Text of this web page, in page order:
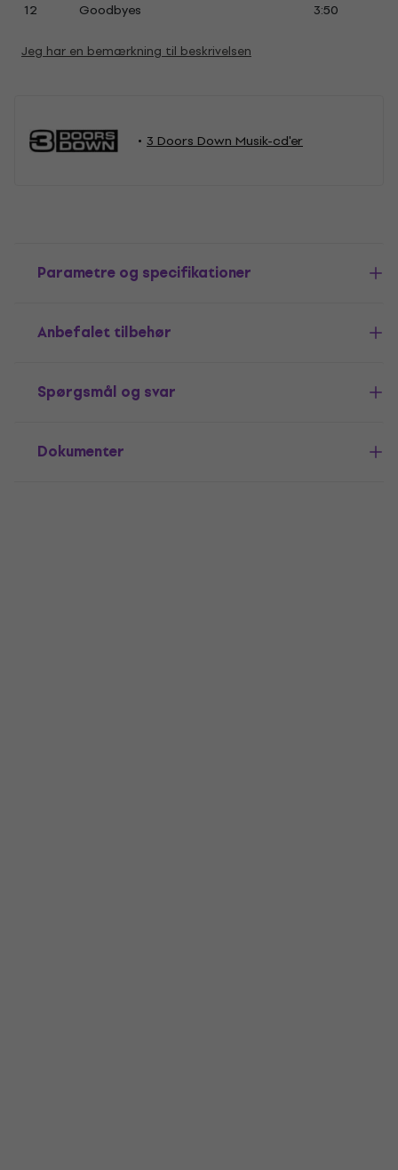
12 Goodbyes 3:50
Jeg har en bemærkning til beskrivelsen
3 Doors Down Musik-cd'er
Parametre og specifikationer
Anbefalet tilbehør
Spørgsmål og svar
Dokumenter